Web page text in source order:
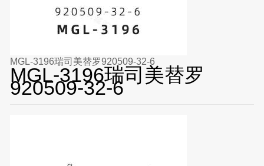
MGL-3196瑞司美替罗920509-32-6
MGL-3196瑞司美替罗
920509-32-6